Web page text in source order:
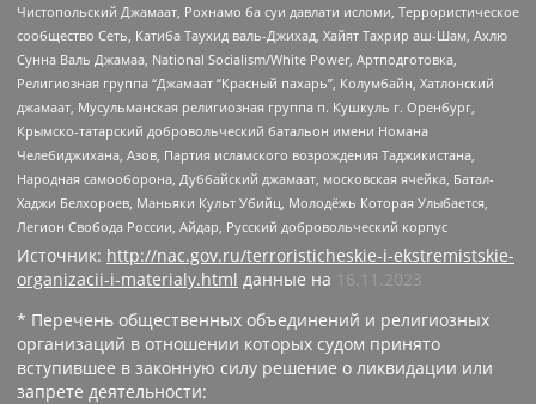
Чистопольский Джамаат, Рохнамо ба суи давлати исломи, Террористическое
сообщество Сеть, Катиба Таухид валь-Джихад, Хайят Тахрир аш-Шам, Ахлю
Сунна Валь Джамаа, National Socialism/White Power, Артподготовка,
Религиозная группа “Джамаат “Красный пахарь”, Колумбайн, Хатлонский
джамаат, Мусульманская религиозная группа п. Кушкуль г. Оренбург,
Крымско-татарский добровольческий батальон имени Номана
Челебиджихана, Азов, Партия исламского возрождения Таджикистана,
Народная самооборона, Дуббайский джамаат, московская ячейка, Батал-
Хаджи Белхороев, Маньяки Культ Убийц, Молодёжь Которая Улыбается,
Легион Свобода России, Айдар, Русский добровольческий корпус
Источник: http://nac.gov.ru/terroristicheskie-i-ekstremistskie-
organizacii-i-materialy.html данные на
16.11.2023
* Перечень общественных объединений и религиозных
организаций в отношении которых судом принято
вступившее в законную силу решение о ликвидации или
запрете деятельности: